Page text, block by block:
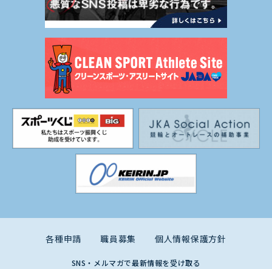
各種申請 職員募集 個人情報保護方針
SNS・メルマガで最新情報を受け取る